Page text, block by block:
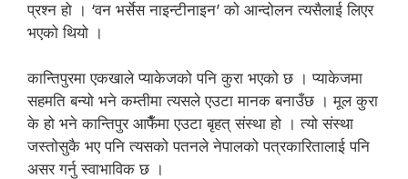
प्रश्न हो । ‘वन भर्सेस नाइन्टीनाइन’ को आन्दोलन त्यसैलाई लिएर
भएको थियो ।
कान्तिपुरमा एकखाले प्याकेजको पनि कुरा भएको छ । प्याकेजमा
सहमति बन्यो भने कम्तीमा त्यसले एउटा मानक बनाउँछ । मूल कुरा
के हो भने कान्तिपुर आफैँमा एउटा बृहत् संस्था हो । त्यो संस्था
जस्तोसुकै भए पनि त्यसको पतनले नेपालको पत्रकारितालाई पनि
असर गर्नु स्वाभाविक छ ।